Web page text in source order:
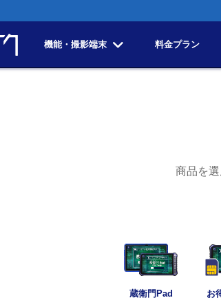
機能・撮影端末 料金プラン
商品を
蔵衛門Pad お